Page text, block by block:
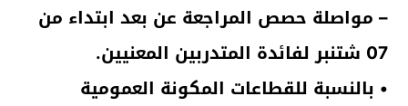
– مواصلة حصص المراجعة عن بعد ابتداء من
07 شتنبر لفائدة المتدربين المعنيين.
• بالنسبة للقطاعات المكونة العمومية